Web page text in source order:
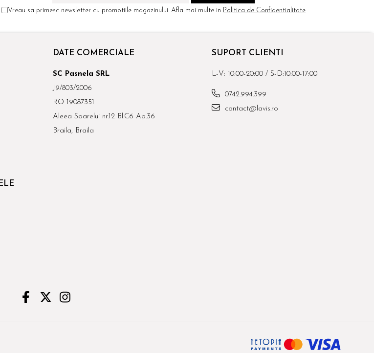
Vreau sa primesc newsletter cu promotiile magazinului. Afla mai multe in Politica de Confidentialitate
DATE COMERCIALE
SC Pasnela SRL
J9/803/2006
RO 19087351
Aleea Soarelui nr.12 Bl.C6 Ap.36
Braila, Braila
SUPORT CLIENTI
L-V: 10:00-20:00 / S-D:10:00-17:00
0742.994.399
contact@lavis.ro